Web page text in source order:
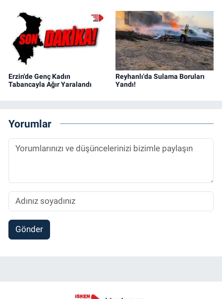
Erzin'de Genç Kadın
Tabancayla Ağır Yaralandı
Reyhanlı'da Sulama Boruları
Yandı!
Yorumlar
Gönder